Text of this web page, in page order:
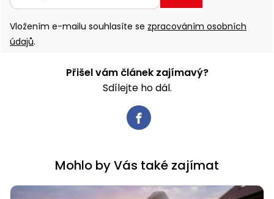
Vložením e-mailu souhlasíte se zpracováním osobních
údajů.
Přišel vám článek zajímavý?
Sdílejte ho dál.
Mohlo by Vás také zajímat